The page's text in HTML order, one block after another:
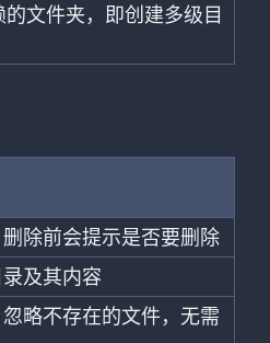
文件夹，即创建多级目
除前会提示是否要删除
及其内容
略不存在的文件，无需